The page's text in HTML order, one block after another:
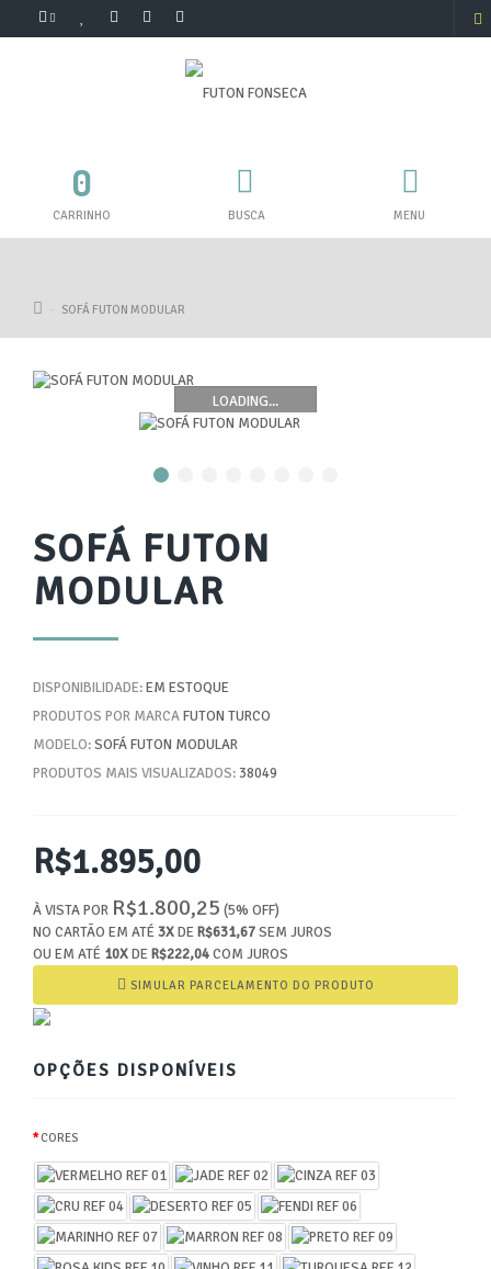
MENU
BUSCA
0
CARRINHO
SOFÁ FUTON MODULAR
LOADING...
SOFÁ FUTON
MODULAR
DISPONIBILIDADE:EM ESTOQUE
PRODUTOS POR MARCAFUTON TURCO
MODELO:SOFÁ FUTON MODULAR
PRODUTOS MAIS VISUALIZADOS: 38049
R$1.895,00
À VISTA POR R$1.800,25 (5% OFF)
NO CARTÃO EM ATÉ3XDER$631,67SEM JUROS
OU EM ATÉ 10XDER$222,04COM JUROS
SIMULAR PARCELAMENTO DO PRODUTO
OPÇÕES DISPONÍVEIS
CORES